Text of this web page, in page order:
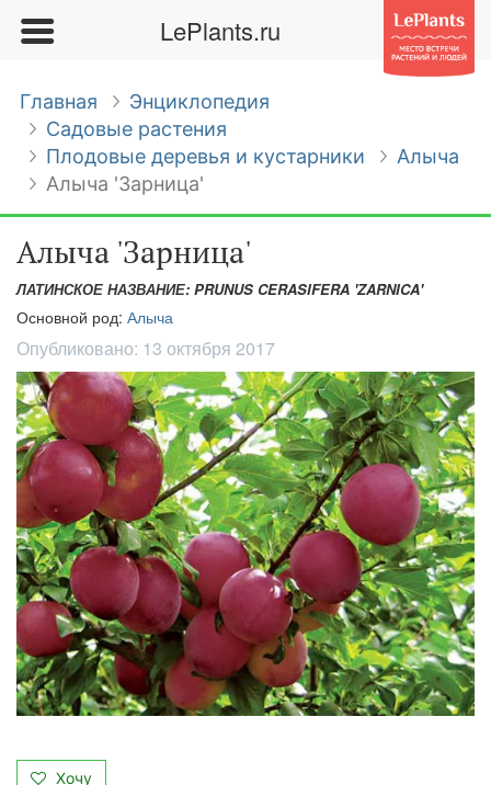
LePlants.ru
Главная
Энциклопедия
Садовые растения
Плодовые деревья и кустарники
Алыча
Алыча 'Зарница'
Алыча 'Зарница'
ЛАТИНСКОЕ НАЗВАНИЕ: PRUNUS CERASIFERA 'ZARNICA'
Основной род: Алыча
Опубликовано: 13 октября 2017
Хочу